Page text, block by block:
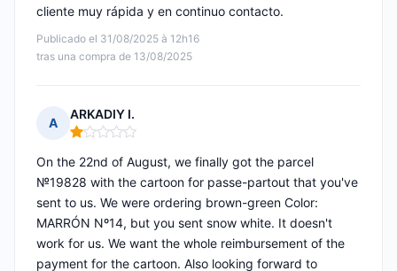
Publicado el 31/08/2025 à 12h16
tras una compra de 13/08/2025
cliente muy rápida y en continuo contacto.
A
ARKADIY I.
Nota: 1 de 5
On the 22nd of August, we finally got the parcel
№19828 with the cartoon for passe-partout that you've
sent to us. We were ordering brown-green Color:
MARRÓN Nº14, but you sent snow white. It doesn't
work for us. We want the whole reimbursement of the
payment for the cartoon. Also looking forward to